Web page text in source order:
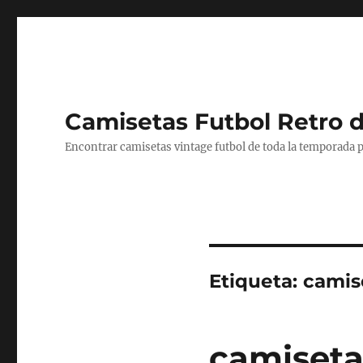
Camisetas Futbol Retro
Encontrar camisetas vintage futbol de toda la temporada
Etiqueta: